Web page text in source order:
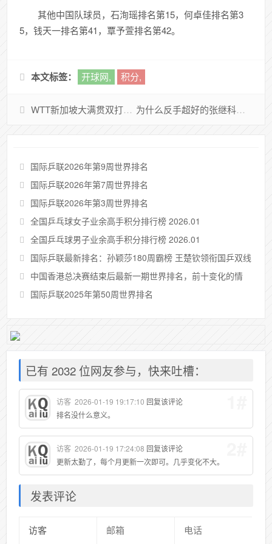
其他中国队球员，石洵瑶排名第15，何卓佳排名第3
5，钱天一排名第41，覃予萱排名第42。
本文标签： 开球网, 积分,
WTT新加坡大满贯双打参赛名单公布 为什么反手超好的张继科在直播中反复强调“正手决定论”？
国际乒联2026年第9周世界排名
国际乒联2026年第7周世界排名
国际乒联2026年第3周世界排名
全国乒乓球女子业余高手积分排行榜 2026.01
全国乒乓球男子业余高手积分排行榜 2026.01
国际乒联最新排名：孙颖莎180周霸榜 王楚钦领衔国乒双线
登顶中国香港总决赛结束后最新一期世界排名，前十变化的情
况 国际乒联2025年第50周世界排名
已有 2032 位网友参与，快来吐槽：
访客2026-01-19 19:17:10 回复该评论
排名没什么意义。
访客2026-01-19 17:24:08 回复该评论
更新太勤了，每个月更新一次即可。几乎变化不大。
发表评论